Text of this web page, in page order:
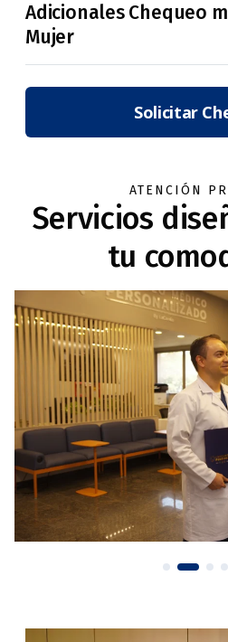
Adicionales Chequeo
Mujer
Solicitar
ATENCIÓN
Servicios
tu